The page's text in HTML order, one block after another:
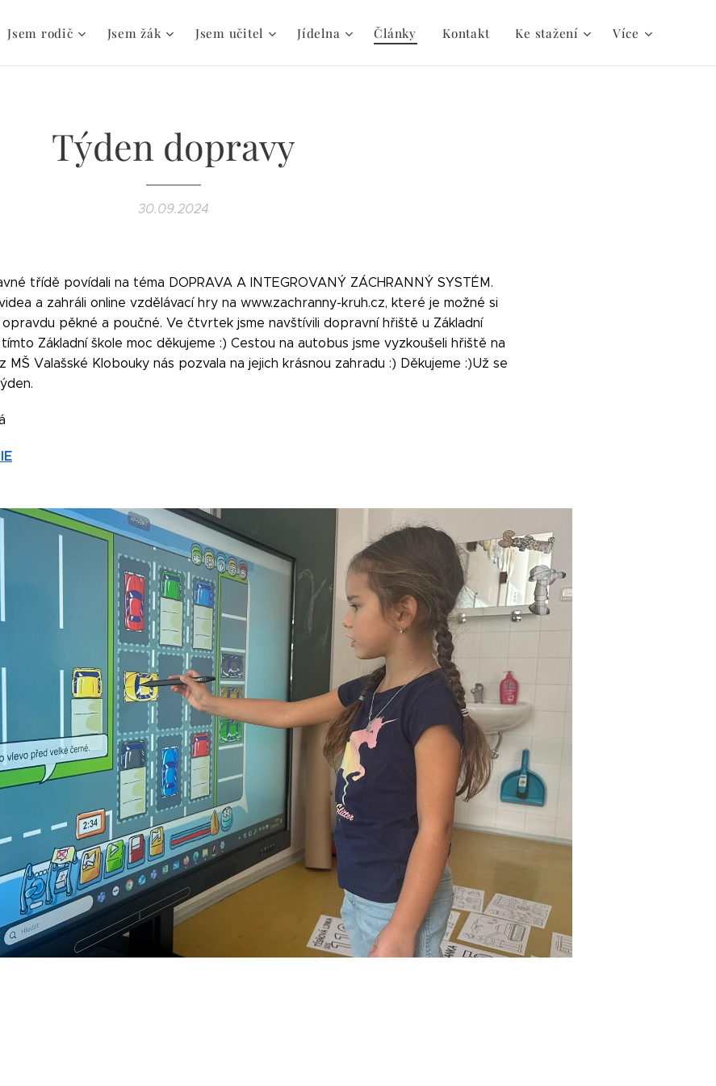
Jsem rodič Jsem žák Jsem učitel Jídelna Články Kontakt Ke stažení Více
Týden dopravy
30.09.2024
třídě povídali na téma DOPRAVA A INTEGROVANÝ ZÁCHRANNÝ SYSTÉM.
a zahráli online vzdělávací hry na www.zachranny-kruh.cz, které je možné si
pěkné a poučné. Ve čtvrtek jsme navštívili dopravní hřiště u Základní
Základní škole moc děkujeme :) Cestou na autobus jsme vyzkoušeli hřiště na
MŠ Valašské Klobouky nás pozvala na jejich krásnou zahradu :) Děkujeme :)Už se